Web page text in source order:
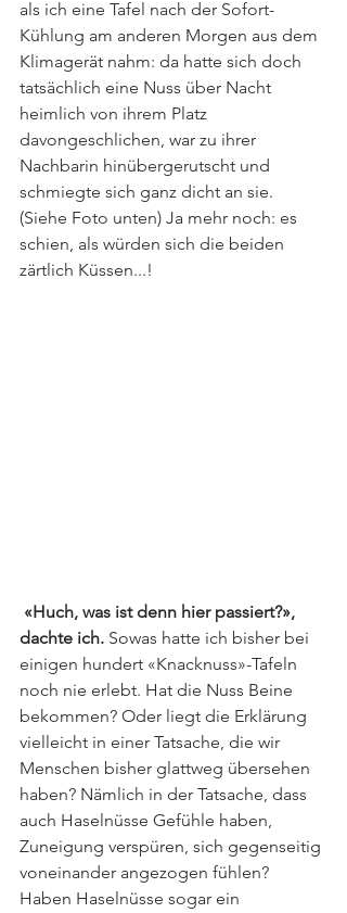
als ich eine Tafel nach der Sofort-
Kühlung am anderen Morgen aus dem
Klimagerät nahm: da hatte sich doch
tatsächlich eine Nuss über Nacht
heimlich von ihrem Platz
davongeschlichen, war zu ihrer
Nachbarin hinübergerutscht und
schmiegte sich ganz dicht an sie.
(Siehe Foto unten) Ja mehr noch: es
schien, als würden sich die beiden
zärtlich Küssen...!
«Huch, was ist denn hier passiert?»,
dachte ich. Sowas hatte ich bisher bei
einigen hundert «Knacknuss»-Tafeln
noch nie erlebt. Hat die Nuss Beine
bekommen? Oder liegt die Erklärung
vielleicht in einer Tatsache, die wir
Menschen bisher glattweg übersehen
haben? Nämlich in der Tatsache, dass
auch Haselnüsse Gefühle haben,
Zuneigung verspüren, sich gegenseitig
voneinander angezogen fühlen?
Haben Haselnüsse sogar ein